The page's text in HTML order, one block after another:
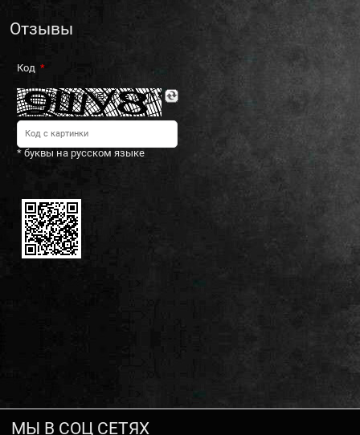
Отзывы
Код
* буквы на русском языке
МЫ В СОЦ СЕТЯХ